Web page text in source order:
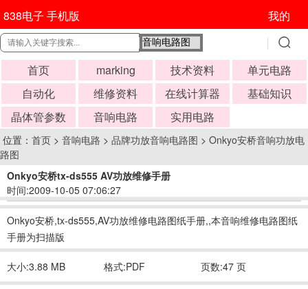
838电子 手机版 我的
首页 marking 技术资料
单元电路
自动化
维修资料 在线计算器
基础知识
晶体管参数
音响电路 实用电路
位置： 首页 > 音响电路 > 品牌功放音响电路图 > Onkyo安桥音响功放电
路图
Onkyo安桥tx-ds555 AV功放维修手册
时间:2009-10-05 07:06:27
Onkyo安桥,tx-ds555,AV功放维修电路图纸手册,,本音响维修电路图纸
手册为扫描版
大小:3.88 MB 格式:PDF 页数:47 页